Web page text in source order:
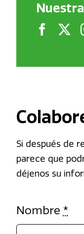
Si después de
parece que
déjenos su
Nombre *